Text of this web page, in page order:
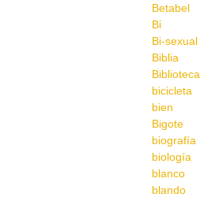
Betabel
Bi
Bi-sexual
Biblia
Biblioteca
bicicleta
bien
Bigote
biografía
biología
blanco
blando